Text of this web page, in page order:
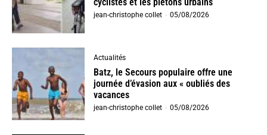
jean-christophe collet - 05/08/2026
Actualités
Batz, le Secours populaire offre une
journée d’évasion aux « oubliés des
vacances
jean-christophe collet - 05/08/2026